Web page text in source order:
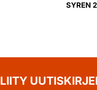
SYREN
LIITY